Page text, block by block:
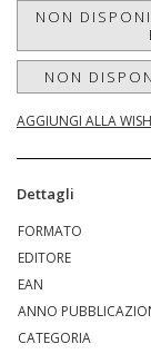
NON
NON
AGGIUNGI ALLA
Dettagli
FORMATO
EDITORE
EAN
ANNO
CATEGORIA